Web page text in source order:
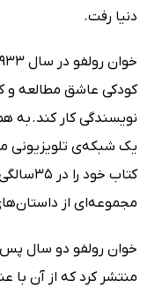
دنیا رفت.
کودکی عاشق مطالعه و
نویسندگی کار کند. به
یک شبکه‌ی تلویزیونی
کتاب خود را در 35سالگی با نام «
مجموعه‌ای از
خوان رولفو دو سال پس
منتشر کرد که از آن با